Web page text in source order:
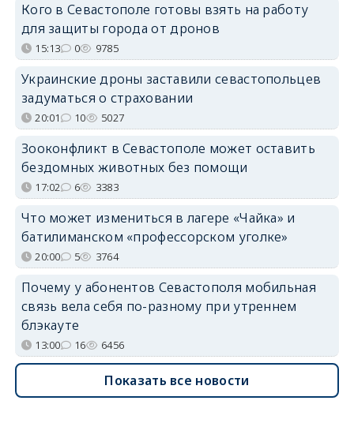
Кого в Севастополе готовы взять на работу
для защиты города от дронов
15:13 0 9785
Украинские дроны заставили севастопольцев
задуматься о страховании
20:01 10 5027
Зооконфликт в Севастополе может оставить
бездомных животных без помощи
17:02 6 3383
Что может измениться в лагере «Чайка» и
батилиманском «профессорском уголке»
20:00 5 3764
Почему у абонентов Севастополя мобильная
связь вела себя по-разному при утреннем
блэкауте
13:00 16 6456
Показать все новости